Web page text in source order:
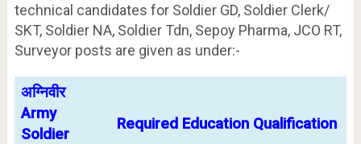
technical candidates for Soldier GD, Soldier Clerk/
SKT, Soldier NA, Soldier Tdn, Sepoy Pharma, JCO RT,
Surveyor posts are given as under:-
अग्निवीर
Army
Soldier
Required Education Qualification